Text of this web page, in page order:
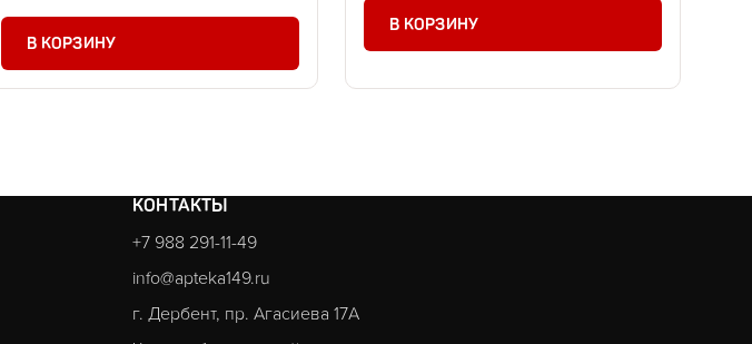
В КОРЗИНУ
В КОРЗИНУ
КОНТАКТЫ
+7 988 291-11-49
info@apteka149.ru
г. Дербент, пр. Агасиева 17А